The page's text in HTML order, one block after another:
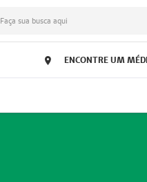
Faça sua busca aqui
ENCONTRE UM